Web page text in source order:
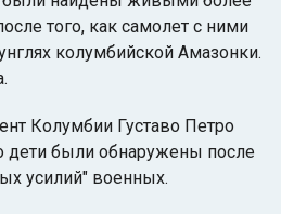
того, как самолет с ними
колумбийской Амазонки.
Колумбии Густаво Петро
дети были обнаружены после
усилий" военных.